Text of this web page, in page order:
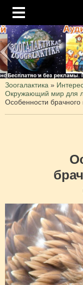
Зоогалактика »
Окружающий мир для
Особенности брачного